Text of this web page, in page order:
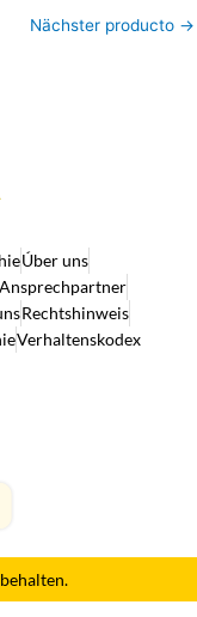
Nächster producto →
Úber uns
Ansprechpartner
Rechtshinweis
Verhaltenskodex